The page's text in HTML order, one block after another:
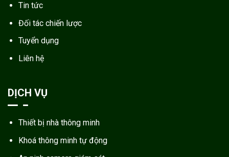
Tin tức
Đối tác chiến lược
Tuyển dụng
Liên hệ
DỊCH VỤ
Thiết bị nhà thông minh
Khoá thông minh tự động